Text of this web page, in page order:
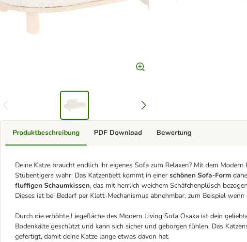
Produktbeschreibung
Deine Katze braucht endlich ihr eigenes Sofa zum Relaxen? Mit dem
Stubentigers wahr: Das Katzenbett kommt in einer schönen Sofa-Form
fluffigen Schaumkissen, das mit herrlich weichem Schäfchenplüsch
Dieses ist bei Bedarf per Klett-Mechanismus abnehmbar, zum Beispiel
Durch die erhöhte Liegefläche des Modern Living Sofa Osaka ist dein
Bodenkälte geschützt und kann sich sicher und geborgen fühlen. Das
gefertigt, damit deine Katze lange etwas davon hat.
PDF Download Bewertung